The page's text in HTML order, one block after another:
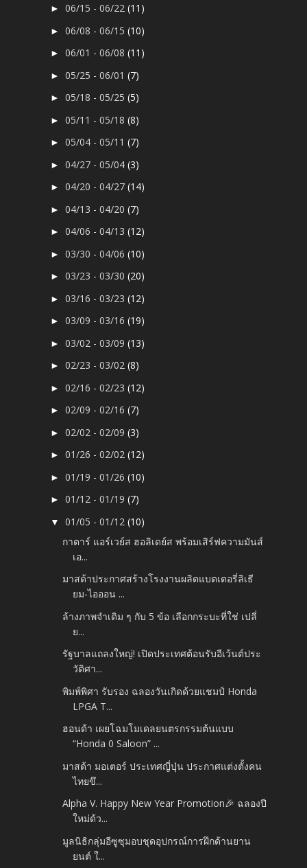
►06/15 - 06/22(11)
►06/08 - 06/15(10)
►06/01 - 06/08(11)
►05/25 - 06/01(7)
►05/18 - 05/25(5)
►05/11 - 05/18(8)
►05/04 - 05/11(7)
►04/27 - 05/04(3)
►04/20 - 04/27(14)
►04/13 - 04/20(7)
►04/06 - 04/13(12)
►03/30 - 04/06(10)
►03/23 - 03/30(20)
►03/16 - 03/23(12)
►03/09 - 03/16(19)
►03/02 - 03/09(13)
►02/23 - 03/02(8)
►02/16 - 02/23(12)
►02/09 - 02/16(7)
►02/02 - 02/09(3)
►01/26 - 02/02(12)
►01/19 - 01/26(10)
►01/12 - 01/19(7)
▼01/05 - 01/12(10)
กาตาร์ แอร์เวย์ส ฮอลิเดย์ส พร้อมเสิร์ฟความมันส์
เอ...
มาสด้าประกาศสร้างโรงงานผลิตแบตเตอรี่ลิเธี
ยม-ไอออน ...
ล้างภาพจำเดิม ๆ กับ 5 ข้อ เลือกกระบะที่ใช่ เปลี่
ย...
รัฐบาลแถลงใหญ่! เปิดประเทศต้อนรับอีเว้นต์ประ
วัติศา...
พิมพ์พิศา รับรอง ฉลองวันเกิดด้วยแชมป์ Honda
LPGA T...
ฮอนด้า เผยโฉมโมเดลยนตรกรรมต้นแบบ
“Honda 0 Saloon” ...
มาสด้า มอเตอร์ ประเทศญี่ปุ่น ประกาศแต่งตั้งคน
ไทยขึ...
Alpha V. Happy New Year Promotion🎉 ฉลองปี
ใหม่ด้ว...
มูลนิธิกลุ่มอีซูซุมอบชุดอุปกรณ์การฝึกด้านยาน
ยนต์ ใ...